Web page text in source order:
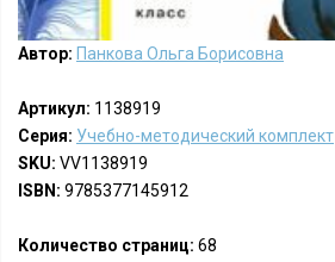
Автор: Панкова Ольга Борисовна
Артикул: 1138919
Серия: Учебно-методический комплект
SKU: VV1138919
ISBN: 9785377145912
Количество страниц: 68